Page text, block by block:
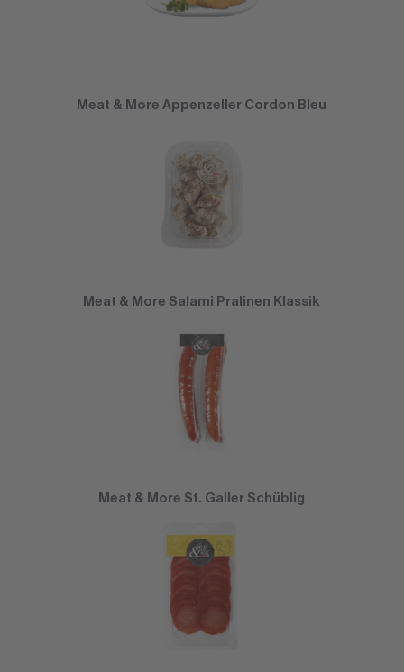
Meat & More Appenzeller Cordon Bleu
Meat & More Salami Pralinen Klassik
Meat & More St. Galler Schüblig